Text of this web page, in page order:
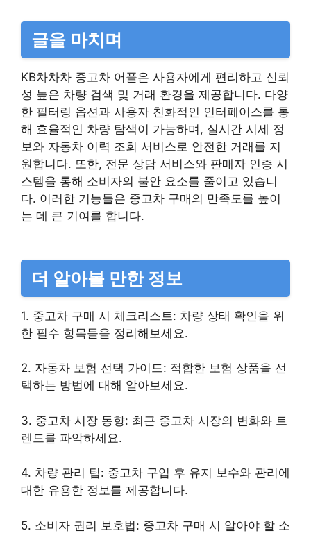
글을 마치며
KB차차차 중고차 어플은 사용자에게 편리하고 신뢰
성 높은 차량 검색 및 거래 환경을 제공합니다. 다양
한 필터링 옵션과 사용자 친화적인 인터페이스를 통
해 효율적인 차량 탐색이 가능하며, 실시간 시세 정
보와 자동차 이력 조회 서비스로 안전한 거래를 지
원합니다. 또한, 전문 상담 서비스와 판매자 인증 시
스템을 통해 소비자의 불안 요소를 줄이고 있습니
다. 이러한 기능들은 중고차 구매의 만족도를 높이
는 데 큰 기여를 합니다.
더 알아볼 만한 정보
1. 중고차 구매 시 체크리스트: 차량 상태 확인을 위
한 필수 항목들을 정리해보세요.
2. 자동차 보험 선택 가이드: 적합한 보험 상품을 선
택하는 방법에 대해 알아보세요.
3. 중고차 시장 동향: 최근 중고차 시장의 변화와 트
렌드를 파악하세요.
4. 차량 관리 팁: 중고차 구입 후 유지 보수와 관리에
대한 유용한 정보를 제공합니다.
5. 소비자 권리 보호법: 중고차 구매 시 알아야 할 소